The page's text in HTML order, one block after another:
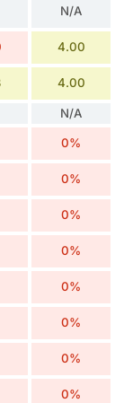
N/A
4.00
4.00
N/A
0%
0%
0%
0%
0%
0%
0%
0%